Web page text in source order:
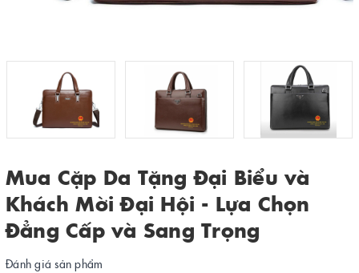
Mua Cặp Da Tặng Đại Biểu và
Khách Mời Đại Hội - Lựa Chọn
Đẳng Cấp và Sang Trọng
Đánh giá sản phẩm